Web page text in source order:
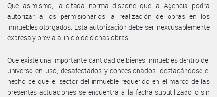
Que asimismo, la citada norma dispone que la Agencia podrá
autorizar a los permisionarios la realización de obras en los
inmuebles otorgados. Esta autorización debe ser inexcusablemente
expresa y previa al inicio de dichas obras.
Que existe una importante cantidad de bienes inmuebles dentro del
universo en uso, desafectados y concesionados, destacándose el
hecho de que el sector del inmueble requerido en el marco de las
presentes actuaciones se encuentra a la fecha subutilizado o sin